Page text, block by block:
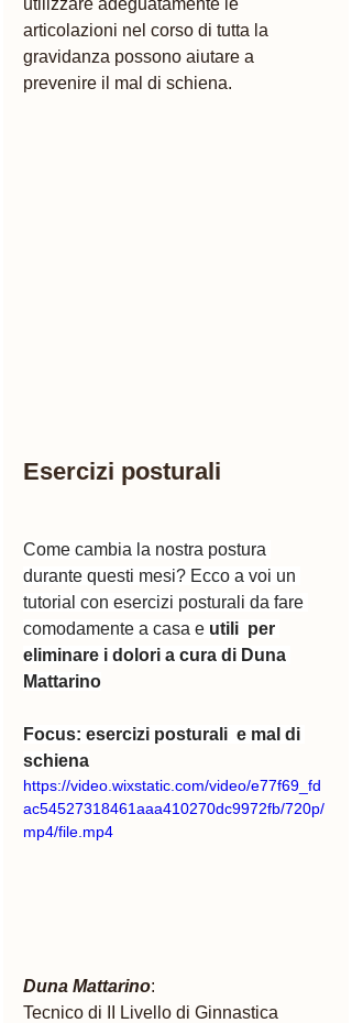
utilizzare adeguatamente le
articolazioni nel corso di tutta la
gravidanza possono aiutare a
prevenire il mal di schiena.
Esercizi posturali
Come cambia la nostra postura
durante questi mesi? Ecco a voi un
tutorial con esercizi posturali da fare
comodamente a casa e utili  per
eliminare i dolori a cura di Duna
Mattarino
Focus: esercizi posturali  e mal di
schiena
https://video.wixstatic.com/video/e77f69_fd
ac54527318461aaa410270dc9972fb/720p/
mp4/file.mp4
Duna Mattarino:
Tecnico di II Livello di Ginnastica